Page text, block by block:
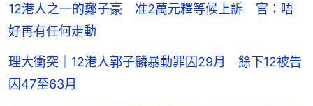
12港人之一的鄭子豪 准2萬元釋等候上訴 官：唔
好再有任何走動
理大衝突｜12港人郭子麟暴動罪囚29月 餘下12被告
囚47至63月